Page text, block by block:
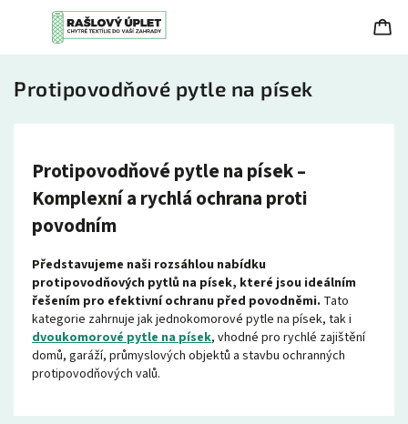
Protipovodňové pytle na písek
Protipovodňové pytle na písek –
Komplexní a rychlá ochrana proti
povodním
Představujeme naši rozsáhlou nabídku
protipovodňových pytlů na písek, které jsou ideálním
řešením pro efektivní ochranu před povodněmi. Tato
kategorie zahrnuje jak jednokomorové pytle na písek, tak i
dvoukomorové pytle na písek, vhodné pro rychlé zajištění
domů, garáží, průmyslových objektů a stavbu ochranných
protipovodňových valů.